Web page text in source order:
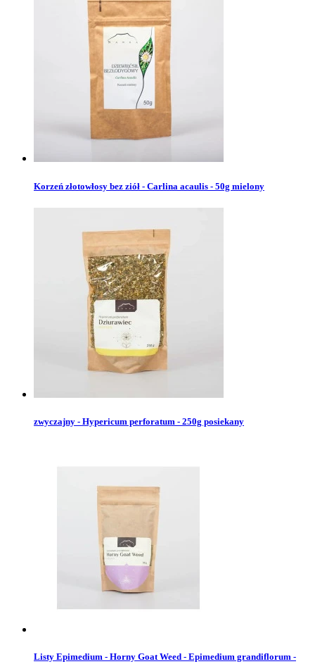
Korzeń złotowłosy bez ziół - Carlina acaulis - 50g mielony
zwyczajny - Hypericum perforatum - 250g posiekany
Listy Epimedium - Horny Goat Weed - Epimedium grandiflorum -